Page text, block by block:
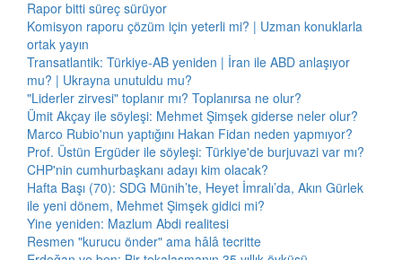
Rapor bitti süreç sürüyor
Komisyon raporu çözüm için yeterli mi? | Uzman konuklarla
ortak yayın
Transatlantik: Türkiye-AB yeniden | İran ile ABD anlaşıyor
mu? | Ukrayna unutuldu mu?
"Liderler zirvesi" toplanır mı? Toplanırsa ne olur?
Ümit Akçay ile söyleşi: Mehmet Şimşek giderse neler olur?
Marco Rubio'nun yaptığını Hakan Fidan neden yapmıyor?
Prof. Üstün Ergüder ile söyleşi: Türkiye'de burjuvazi var mı?
CHP'nin cumhurbaşkanı adayı kim olacak?
Hafta Başı (70): SDG Münih’te, Heyet İmralı’da, Akın Gürlek
ile yeni dönem, Mehmet Şimşek gidici mi?
Yine yeniden: Mazlum Abdi realitesi
Resmen "kurucu önder" ama hâlâ tecritte